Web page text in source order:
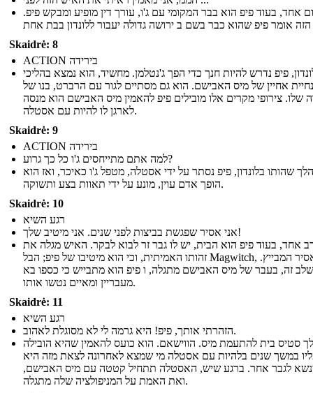
אחד, בעוד פיפ הוא בבר המקומי עם ג'ו, עורך דין מופיע ומבקש פיפ.
Skaidrė: 8
ACTION בירידה
פיפ נדרש להיות חנך כדי הפך ג'נטלמן. מחשיד, הוא נמצא בהליכי
אחיין של מיס האבישם. הוא גם מסתיים לגור עם הרברט, בנו של
שלו. צירופי מקרים אלו מובילים פיפ להאמין מיס האבישם הוא מנסה
לארגן לו להיות עם אסטלה.
Skaidrė: 9
ACTION בירידה
למה אתם מתייחסים ג'ו כל כך גרוע?
שהותו בלונדון, פיפ נסתר על ידי אסטלה, מטפל ג'ו כאיכר, ואז הוא
הופך אדם עוין, מונע על ידי תאוות בצע ותשוקה.
Skaidrė: 10
רגע השיא
אני אסיר שפגשת בביצות לפני שנים. אני מיטיב שלך!
אחד, בעוד פיפ הוא הבית, יש לו גבר זר לבוא לבקר. האיש מגלה את
זהותו האמיתית, וכי הוא מיטיבו של פיפ; הבל Magwitch, והאסיר המבייץ.
זה, בעבר של מיס האבישם מתגלה, ו פיפ הוא מתבייש כי כספו בא
מעבריין ומאיים נטשו אותו.
Skaidrė: 11
רגע השיא
הזהרתי אותך, פיפ! היא גרמה לי לא מסוגלת לאהוב.
סטיס בית להתעמת מיס. הווישאם. הוא כועס להאמין שהיא הובילה
במשך שנים בלהיות עם אסטלה מי שמצא לאחרונה לצאת מזה היא
לגבר אחר. ברגע שיש, האסטלה תתחיל קטטה עם מיס האבישם,
ואת האמת על המניפולציה שלה מתגלה.